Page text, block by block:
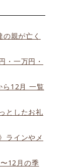
親が亡く
・一万円・
ら12月 一覧
としたお礼
ラインやメ
12月の季